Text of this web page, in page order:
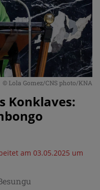
© Lola Gomez/CNS photo/KNA
Konklaves:
am 03.05.2025 um